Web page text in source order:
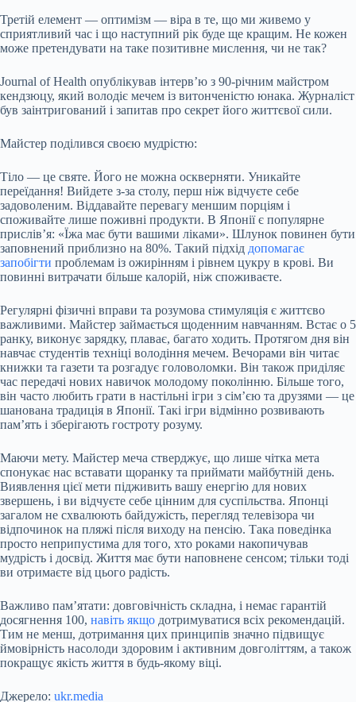
Третій елемент — оптимізм — віра в те, що ми живемо у
сприятливий час і що наступний рік буде ще кращим. Не кожен
може претендувати на таке позитивне мислення, чи не так?
Journal of Health опублікував інтерв’ю з 90-річним майстром
кендзюцу, який володіє мечем із витонченістю юнака. Журналіст
був заінтригований і запитав про секрет його життєвої сили.
Майстер поділився своєю мудрістю:
Тіло — це святе. Його не можна оскверняти. Уникайте
переїдання! Вийдете з-за столу, перш ніж відчуєте себе
задоволеним. Віддавайте перевагу меншим порціям і
споживайте лише поживні продукти. В Японії є популярне
прислів’я: «Їжа має бути вашими ліками». Шлунок повинен бути
заповнений приблизно на 80%. Такий підхід допомагає
запобігти проблемам із ожирінням і рівнем цукру в крові. Ви
повинні витрачати більше калорій, ніж споживаєте.
Регулярні фізичні вправи та розумова стимуляція є життєво
важливими. Майстер займається щоденним навчанням. Встає о 5
ранку, виконує зарядку, плаває, багато ходить. Протягом дня він
навчає студентів техніці володіння мечем. Вечорами він читає
книжки та газети та розгадує головоломки. Він також приділяє
час передачі нових навичок молодому поколінню. Більше того,
він часто любить грати в настільні ігри з сім’єю та друзями — це
шанована традиція в Японії. Такі ігри відмінно розвивають
пам’ять і зберігають гостроту розуму.
Маючи мету. Майстер меча стверджує, що лише чітка мета
спонукає нас вставати щоранку та приймати майбутній день.
Виявлення цієї мети підживить вашу енергію для нових
звершень, і ви відчуєте себе цінним для суспільства. Японці
загалом не схвалюють байдужість, перегляд телевізора чи
відпочинок на пляжі після виходу на пенсію. Така поведінка
просто неприпустима для того, хто роками накопичував
мудрість і досвід. Життя має бути наповнене сенсом; тільки тоді
ви отримаєте від цього радість.
Важливо пам’ятати: довговічність складна, і немає гарантій
досягнення 100, навіть якщо дотримуватися всіх рекомендацій.
Тим не менш, дотримання цих принципів значно підвищує
ймовірність насолоди здоровим і активним довголіттям, а також
покращує якість життя в будь-якому віці.
Джерело: ukr.media